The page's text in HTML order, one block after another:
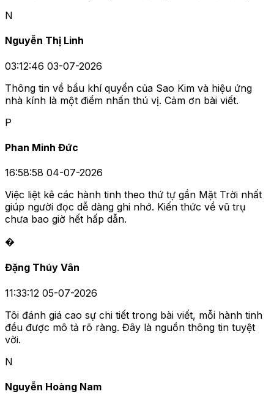
N
Nguyễn Thị Linh
03:12:46 03-07-2026
Thông tin về bầu khí quyển của Sao Kim và hiệu ứng
nhà kính là một điểm nhấn thú vị. Cảm ơn bài viết.
P
Phan Minh Đức
16:58:58 04-07-2026
Việc liệt kê các hành tinh theo thứ tự gần Mặt Trời nhất
giúp người đọc dễ dàng ghi nhớ. Kiến thức về vũ trụ
chưa bao giờ hết hấp dẫn.
�
Đặng Thúy Vân
11:33:12 05-07-2026
Tôi đánh giá cao sự chi tiết trong bài viết, mỗi hành tinh
đều được mô tả rõ ràng. Đây là nguồn thông tin tuyệt
vời.
N
Nguyễn Hoàng Nam